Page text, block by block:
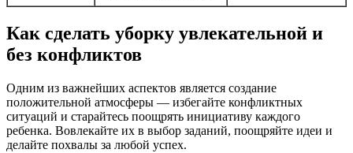
Как сделать уборку увлекательной и
без конфликтов
Одним из важнейших аспектов является создание
положительной атмосферы — избегайте конфликтных
ситуаций и старайтесь поощрять инициативу каждого
ребенка. Вовлекайте их в выбор заданий, поощряйте идеи и
делайте похвалы за любой успех.